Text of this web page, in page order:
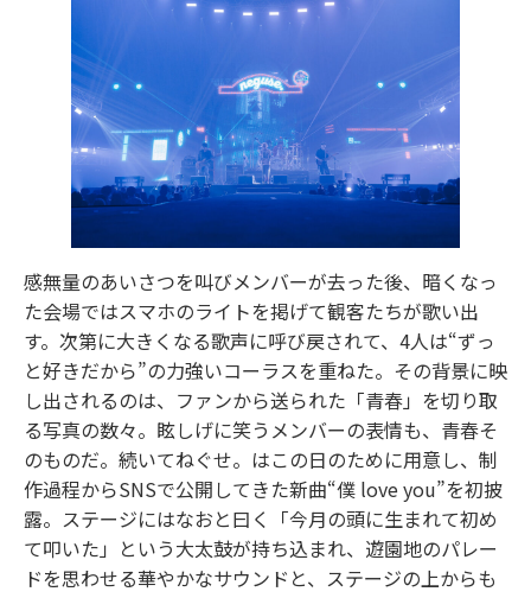
感無量のあいさつを叫びメンバーが去った後、暗くなっ
た会場ではスマホのライトを掲げて観客たちが歌い出
す。次第に大きくなる歌声に呼び戻されて、4人は“ずっ
と好きだから”の力強いコーラスを重ねた。その背景に映
し出されるのは、ファンから送られた「青春」を切り取
る写真の数々。眩しげに笑うメンバーの表情も、青春そ
のものだ。続いてねぐせ。はこの日のために用意し、制
作過程からSNSで公開してきた新曲“僕 love you”を初披
露。ステージにはなおと曰く「今月の頭に生まれて初め
て叩いた」という大太鼓が持ち込まれ、遊園地のパレー
ドを思わせる華やかなサウンドと、ステージの上からも